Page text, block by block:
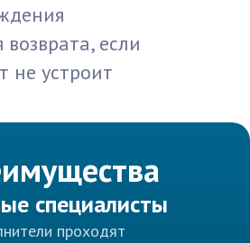
возврата, если
не устроит
специалисты
проходят